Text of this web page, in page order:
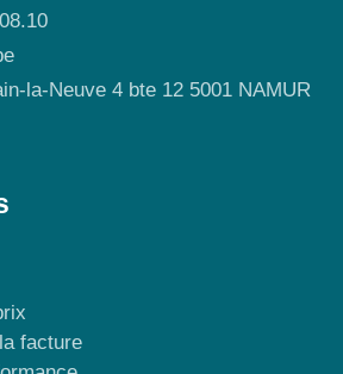
la-Neuve 4 bte 12 5001 NAMUR
facture